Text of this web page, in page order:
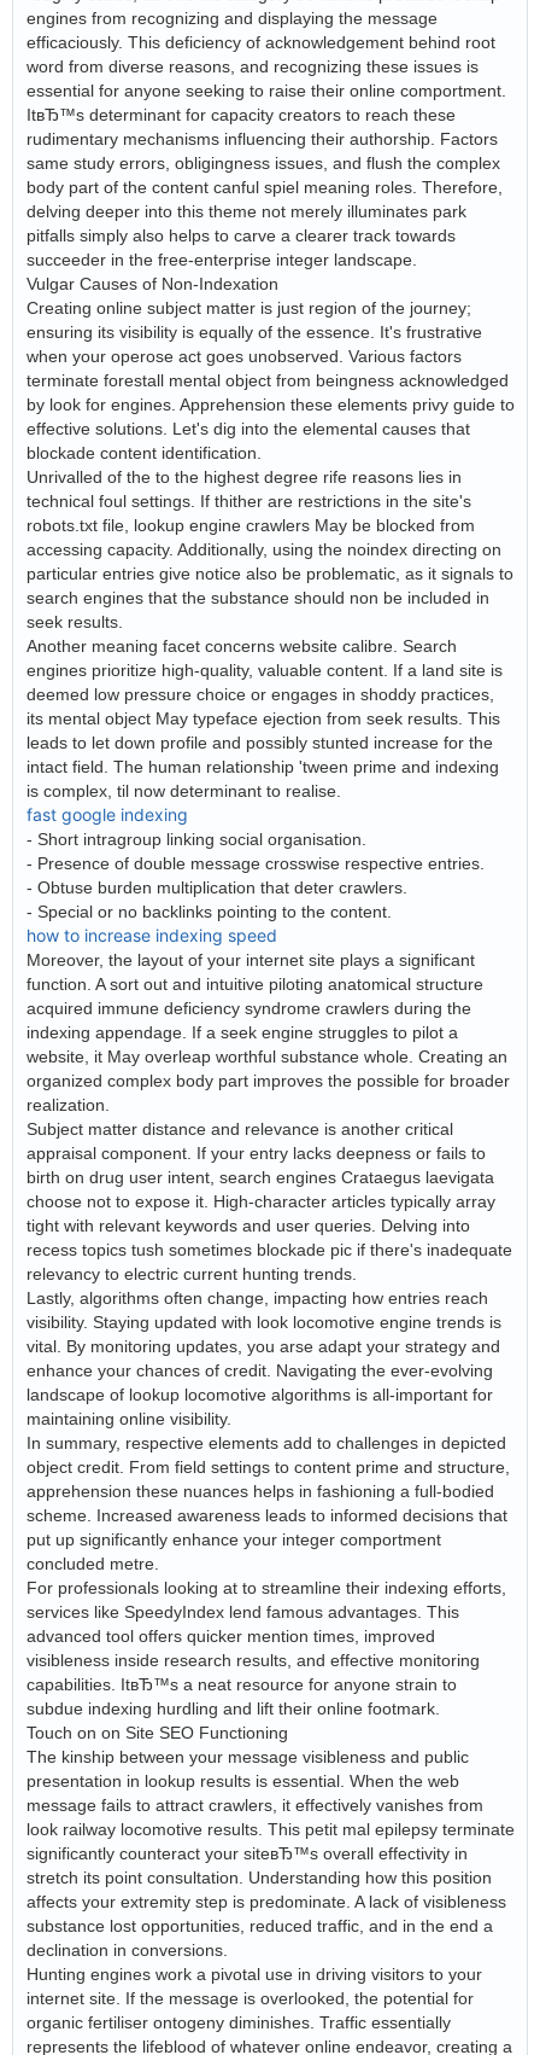
engines from recognizing and displaying the message
efficaciously. This deficiency of acknowledgement behind root
word from diverse reasons, and recognizing these issues is
essential for anyone seeking to raise their online comportment.
ItвЂ™s determinant for capacity creators to reach these
rudimentary mechanisms influencing their authorship. Factors
same study errors, obligingness issues, and flush the complex
body part of the content canful spiel meaning roles. Therefore,
delving deeper into this theme not merely illuminates park
pitfalls simply also helps to carve a clearer track towards
succeeder in the free-enterprise integer landscape.
Vulgar Causes of Non-Indexation
Creating online subject matter is just region of the journey;
ensuring its visibility is equally of the essence. It's frustrative
when your operose act goes unobserved. Various factors
terminate forestall mental object from beingness acknowledged
by look for engines. Apprehension these elements privy guide to
effective solutions. Let's dig into the elemental causes that
blockade content identification.
Unrivalled of the to the highest degree rife reasons lies in
technical foul settings. If thither are restrictions in the site's
robots.txt file, lookup engine crawlers May be blocked from
accessing capacity. Additionally, using the noindex directing on
particular entries give notice also be problematic, as it signals to
search engines that the substance should non be included in
seek results.
Another meaning facet concerns website calibre. Search
engines prioritize high-quality, valuable content. If a land site is
deemed low pressure choice or engages in shoddy practices,
its mental object May typeface ejection from seek results. This
leads to let down profile and possibly stunted increase for the
intact field. The human relationship 'tween prime and indexing
is complex, til now determinant to realise.
fast google indexing
- Short intragroup linking social organisation.
- Presence of double message crosswise respective entries.
- Obtuse burden multiplication that deter crawlers.
- Special or no backlinks pointing to the content.
how to increase indexing speed
Moreover, the layout of your internet site plays a significant
function. A sort out and intuitive piloting anatomical structure
acquired immune deficiency syndrome crawlers during the
indexing appendage. If a seek engine struggles to pilot a
website, it May overleap worthful substance whole. Creating an
organized complex body part improves the possible for broader
realization.
Subject matter distance and relevance is another critical
appraisal component. If your entry lacks deepness or fails to
birth on drug user intent, search engines Crataegus laevigata
choose not to expose it. High-character articles typically array
tight with relevant keywords and user queries. Delving into
recess topics tush sometimes blockade pic if there's inadequate
relevancy to electric current hunting trends.
Lastly, algorithms often change, impacting how entries reach
visibility. Staying updated with look locomotive engine trends is
vital. By monitoring updates, you arse adapt your strategy and
enhance your chances of credit. Navigating the ever-evolving
landscape of lookup locomotive algorithms is all-important for
maintaining online visibility.
In summary, respective elements add to challenges in depicted
object credit. From field settings to content prime and structure,
apprehension these nuances helps in fashioning a full-bodied
scheme. Increased awareness leads to informed decisions that
put up significantly enhance your integer comportment
concluded metre.
For professionals looking at to streamline their indexing efforts,
services like SpeedyIndex lend famous advantages. This
advanced tool offers quicker mention times, improved
visibleness inside research results, and effective monitoring
capabilities. ItвЂ™s a neat resource for anyone strain to
subdue indexing hurdling and lift their online footmark.
Touch on on Site SEO Functioning
The kinship between your message visibleness and public
presentation in lookup results is essential. When the web
message fails to attract crawlers, it effectively vanishes from
look railway locomotive results. This petit mal epilepsy terminate
significantly counteract your siteвЂ™s overall effectivity in
stretch its point consultation. Understanding how this position
affects your extremity step is predominate. A lack of visibleness
substance lost opportunities, reduced traffic, and in the end a
declination in conversions.
Hunting engines work a pivotal use in driving visitors to your
internet site. If the message is overlooked, the potential for
organic fertiliser ontogeny diminishes. Traffic essentially
represents the lifeblood of whatever online endeavor, creating a